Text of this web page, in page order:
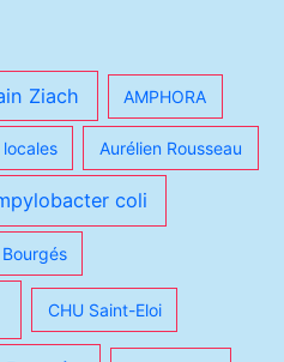
Ziach AMPHORA
Aurélien Rousseau
coli
CHU Saint-Eloi